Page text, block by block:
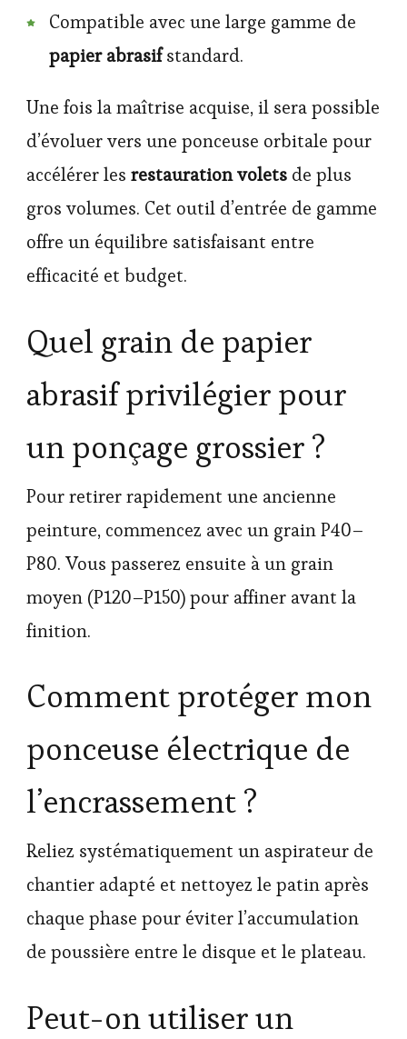
Compatible avec une large gamme de
papier abrasifstandard.
Une fois la maîtrise acquise, il sera possible
d’évoluer vers une ponceuse orbitale pour
accélérer les restauration volets de plus
gros volumes. Cet outil d’entrée de gamme
offre un équilibre satisfaisant entre
efficacité et budget.
Quel grain de papier
abrasif privilégier pour
un ponçage grossier ?
Pour retirer rapidement une ancienne
peinture, commencez avec un grain P40–
P80. Vous passerez ensuite à un grain
moyen (P120–P150) pour affiner avant la
finition.
Comment protéger mon
ponceuse électrique de
l’encrassement ?
Reliez systématiquement un aspirateur de
chantier adapté et nettoyez le patin après
chaque phase pour éviter l’accumulation
de poussière entre le disque et le plateau.
Peut-on utiliser un